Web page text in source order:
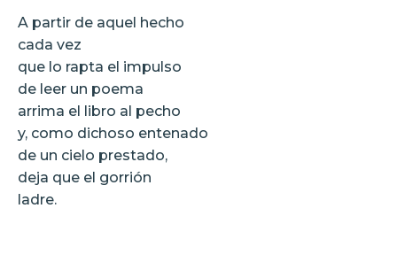
A partir de aquel hecho
cada vez
que lo rapta el impulso
de leer un poema
arrima el libro al pecho
y, como dichoso entenado
de un cielo prestado,
deja que el gorrión
ladre.